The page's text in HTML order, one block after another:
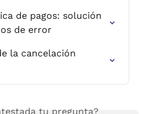
de pagos: solución
de error
la cancelación
tu pregunta?